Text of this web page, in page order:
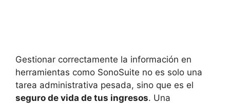
Gestionar correctamente la información en
herramientas como SonoSuite no es solo una
tarea administrativa pesada, sino que es el
seguro de vida de tus ingresos. Una